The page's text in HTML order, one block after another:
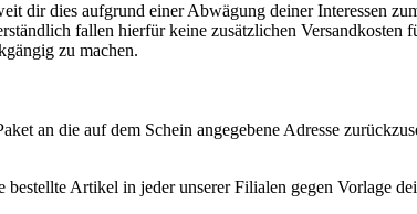
dir dies aufgrund einer Abwägung deiner Interessen
fallen hierfür keine zusätzlichen
zu machen.
an die auf dem Schein angegebene Adresse
Artikel in jeder unserer Filialen gegen Vorlage